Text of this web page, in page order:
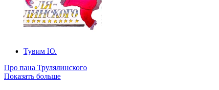
Тувим Ю.
Про пана Трулялинского
Показать больше